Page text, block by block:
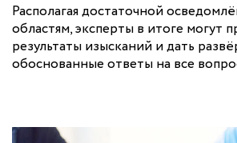
Располагая достаточной
областям, эксперты в итоге могут
результаты изысканий и дать
обоснованные ответы на все